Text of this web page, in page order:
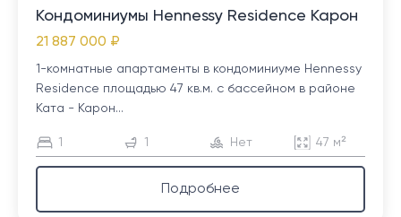
Кондоминиумы Hennessy Residence Карон
21 887 000 ₽
1-комнатные апартаменты в кондоминиуме Hennessy
Residence площадью 47 кв.м. с бассейном в районе
Ката - Карон...
1 1 Нет 47 м²
Подробнее